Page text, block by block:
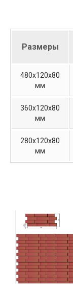
Размеры
480х120х80
мм
360х120х80
мм
280х120х80
мм